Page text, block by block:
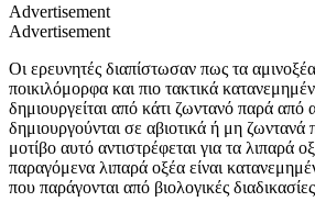
Advertisement
Advertisement
Οι ερευνητές διαπίστωσαν πως τα
ποικιλόμορφα και πιο τακτικά
δημιουργείται από κάτι ζωντανό παρά από
δημιουργούνται σε αβιοτικά ή μη ζωντανά
μοτίβο αυτό αντιστρέφεται για τα λιπαρά
παραγόμενα λιπαρά οξέα είναι
που παράγονται από βιολογικές